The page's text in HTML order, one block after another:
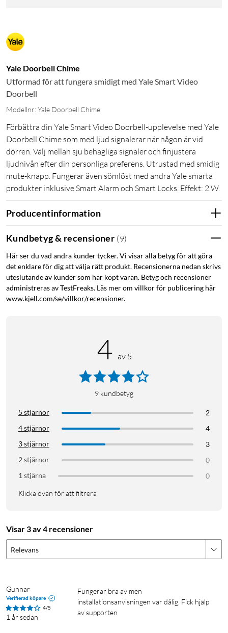
Yale Doorbell Chime
Utformad för att fungera smidigt med Yale Smart Video
Doorbell
Modellnr: Yale Doorbell Chime
Förbättra din Yale Smart Video Doorbell-upplevelse med Yale
Doorbell Chime som med ljud signalerar när någon är vid
dörren. Välj mellan sju behagliga signaler och finjustera
ljudnivån efter din personliga preferens. Utrustad med smidig
mute-knapp. Fungerar även sömlöst med andra Yale smarta
produkter inklusive Smart Alarm och Smart Locks. Effekt: 2 W.
Producentinformation
Kundbetyg & recensioner (9)
Här ser du vad andra kunder tycker. Vi visar alla betyg för att göra
det enklare för dig att välja rätt produkt. Recensionerna nedan skrivs
uteslutande av kunder som har köpt varan. Betyg och recensioner
administreras av TestFreaks. Läs mer om villkor för publicering här
www.kjell.com/se/villkor/recensioner.
4 av 5
9 kundbetyg
5 stjärnor
2
4 stjärnor
4
3 stjärnor
3
2 stjärnor
0
1 stjärna
0
Klicka ovan för att filtrera
Visar 3 av 4 recensioner
Relevans
Gunnar
Verifierad köpare
4/5
1 år sedan
Fungerar bra av men
installationsanvisningen var dålig. Fick hjälp
av supporten